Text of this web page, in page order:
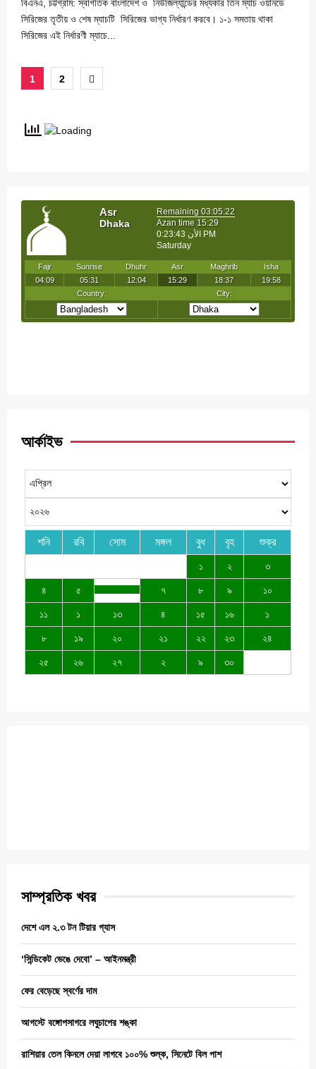
বিএনএ, চট্টগ্রাম: স্বাগতিক বাংলাদেশ ও নিউজিল্যান্ডের মধ্যকার তিন ম্যাচ ওয়ানডে
সিরিজের তৃতীয় ও শেষ ম্যাচটি সিরিজের ভাগ্য নির্ধারণ করবে। ১-১ সমতায় থাকা
সিরিজের এই নির্ধারণী ম্যাচে...
Posts
1 2
আর্কাইভ
শনি রবি সোম মঙ্গল বুধ বৃহ শুক্র
১ ২ ৩
৪ ৫ ৭ ৮ ৯ ১০
১১ ১ ১৩ ৪ ১৫ ১৬ ১
৮ ১৯ ২০ ২১ ২২ ২৩ ২৪
২৫ ২৬ ২৭ ২ ৯ ৩০
সাম্প্রতিক খবর
দেশে এল ২.৩ টন টিয়ার গ্যাস
‘সিন্ডিকেট ভেঙে দেবো’ – আইনমন্ত্রী
ফের বেড়েছে স্বর্ণের দাম
আগস্টে বঙ্গোপসাগরে লঘুচাপের শঙ্কা
রাশিয়ার তেল কিনলে দেয়া লাগবে ১০০% শুল্ক, সিনেটে বিল পাশ